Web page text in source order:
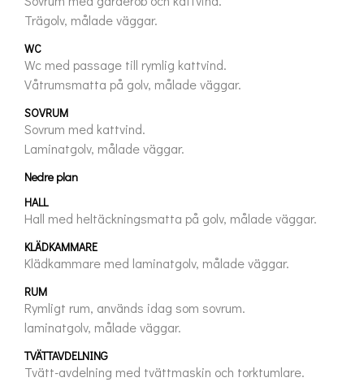
Trägolv, målade väggar.
WC
Wc med passage till rymlig kattvind.
Våtrumsmatta på golv, målade väggar.
SOVRUM
Sovrum med kattvind.
Laminatgolv, målade väggar.
Nedre plan
HALL
Hall med heltäckningsmatta på golv, målade väggar.
KLÄDKAMMARE
Klädkammare med laminatgolv, målade väggar.
RUM
Rymligt rum, används idag som sovrum.
laminatgolv, målade väggar.
TVÄTTAVDELNING
Tvätt-avdelning med tvättmaskin och torktumlare.